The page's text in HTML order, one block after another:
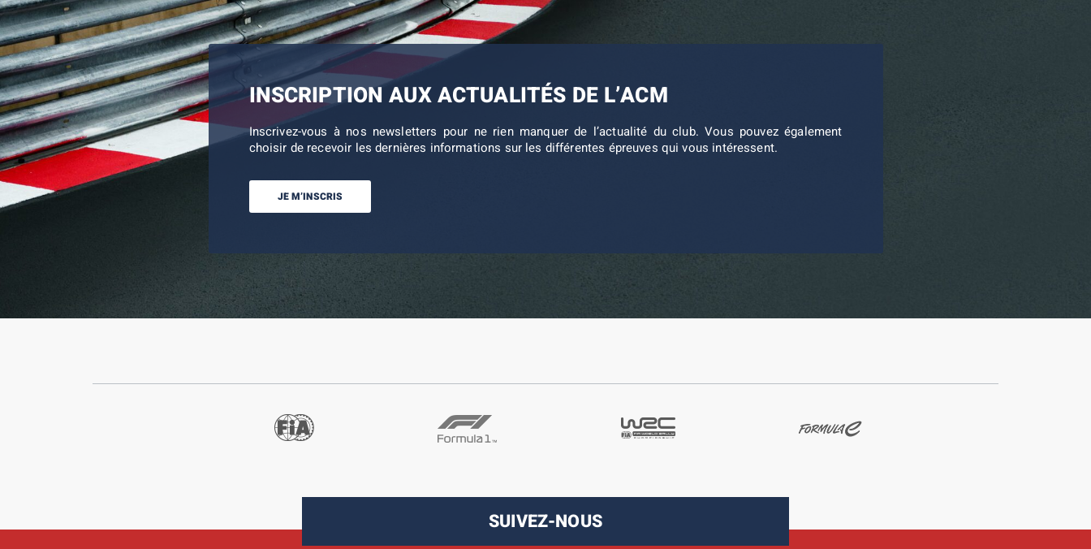
INSCRIPTION AUX ACTUALITÉS DE L’ACM
Inscrivez-vous à nos newsletters pour ne rien manquer de l’actualité du club. Vous pouvez également
choisir de recevoir les dernières informations sur les différentes épreuves qui vous intéressent.
JE M’INSCRIS
SUIVEZ-NOUS